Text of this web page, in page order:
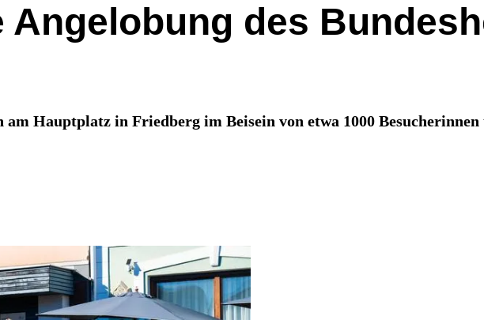
Angelobung des
Hauptplatz in Friedberg im Beisein von etwa 1000 Besucherinnen